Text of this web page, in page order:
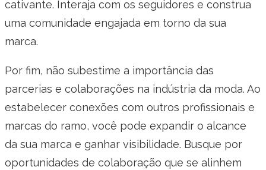
cativante. Interaja com os seguidores e construa
uma comunidade engajada em torno da sua
marca.
Por fim, não subestime a importância das
parcerias e colaborações na indústria da moda. Ao
estabelecer conexões com outros profissionais e
marcas do ramo, você pode expandir o alcance
da sua marca e ganhar visibilidade. Busque por
oportunidades de colaboração que se alinhem